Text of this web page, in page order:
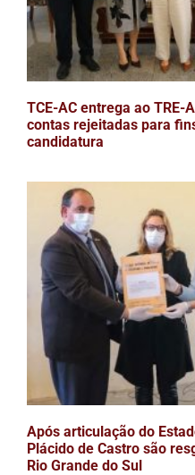
TCE-AC entrega ao TRE-
contas rejeitadas para
candidatura
Após articulação do
Plácido de Castro são
Rio Grande do Sul